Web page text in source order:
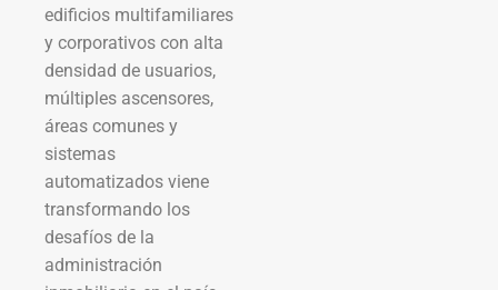
edificios multifamiliares
y corporativos con alta
densidad de usuarios,
múltiples ascensores,
áreas comunes y
sistemas
automatizados viene
transformando los
desafíos de la
administración